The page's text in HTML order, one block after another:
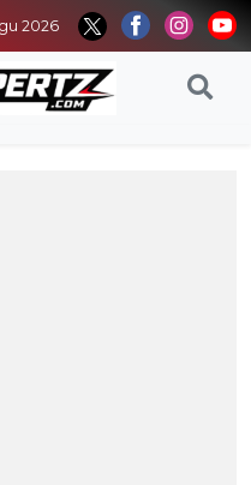
2026